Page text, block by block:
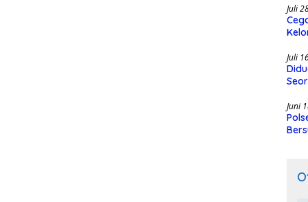
Juli
Juli
Juni